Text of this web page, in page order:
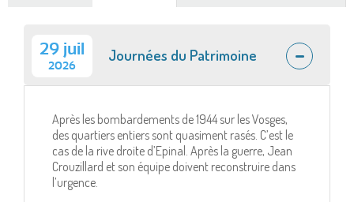
29 juil
2026
Journées du Patrimoine
Après les bombardements de 1944 sur les Vosges,
des quartiers entiers sont quasiment rasés. C’est le
cas de la rive droite d’Epinal. Après la guerre, Jean
Crouzillard et son équipe doivent reconstruire dans
l’urgence.